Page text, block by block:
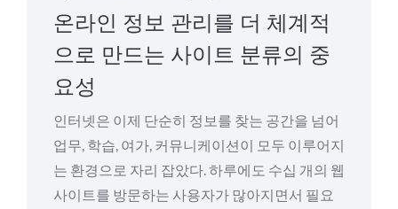
on
온라인 정보 관리를 더 체계적
으로 만드는 사이트 분류의 중
요성
인터넷은 이제 단순히 정보를 찾는 공간을 넘어
업무, 학습, 여가, 커뮤니케이션이 모두 이루어지
는 환경으로 자리 잡았다. 하루에도 수십 개의 웹
사이트를 방문하는 사용자가 많아지면서 필요